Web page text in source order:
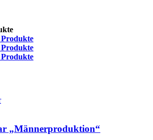
Produkte
Produkte
Produkte
„Männerproduktion“